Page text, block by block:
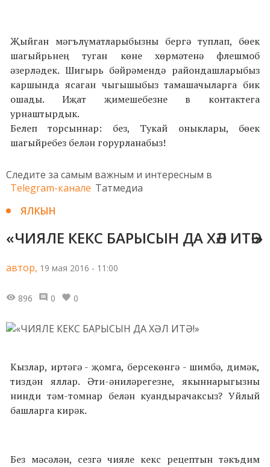
Җыйган мәгълүматларыбызны бергә туплап, бөек
шагыйрьнең туган көне хөрмәтенә флешмоб
әзерләдек. Шигырь бәйрәмендә райондашларыбыз
каршында ясаган чыгышыбыз тамашачыларга бик
ошады. Иҗат җимешебезне в контактега
урнаштырдык.
Белеп торсыннар: без, Тукай оныклары, бөек
шагыйребез белән горурланабыз!
Следите за самым важным и интересным в
Telegram-канале Татмедиа
ЯЛКЫН
«ЧИЯЛЕ КЕКС БАРЫСЫН ДА ХӘЛ ИТӘ!»
автор, 19 мая 2016 - 11:00
896 0 0
Кызлар, иртәгә - җомга, берсекөнгә - шимбә, димәк,
тиздән яллар. Әти-әниләрегезне, якыннарыгызны
нинди тәм-томнар белән куандырачаксыз? Уйлый
башларга кирәк.
Без мәсәлән, сезгә чияле кекс рецептын тәкъдим